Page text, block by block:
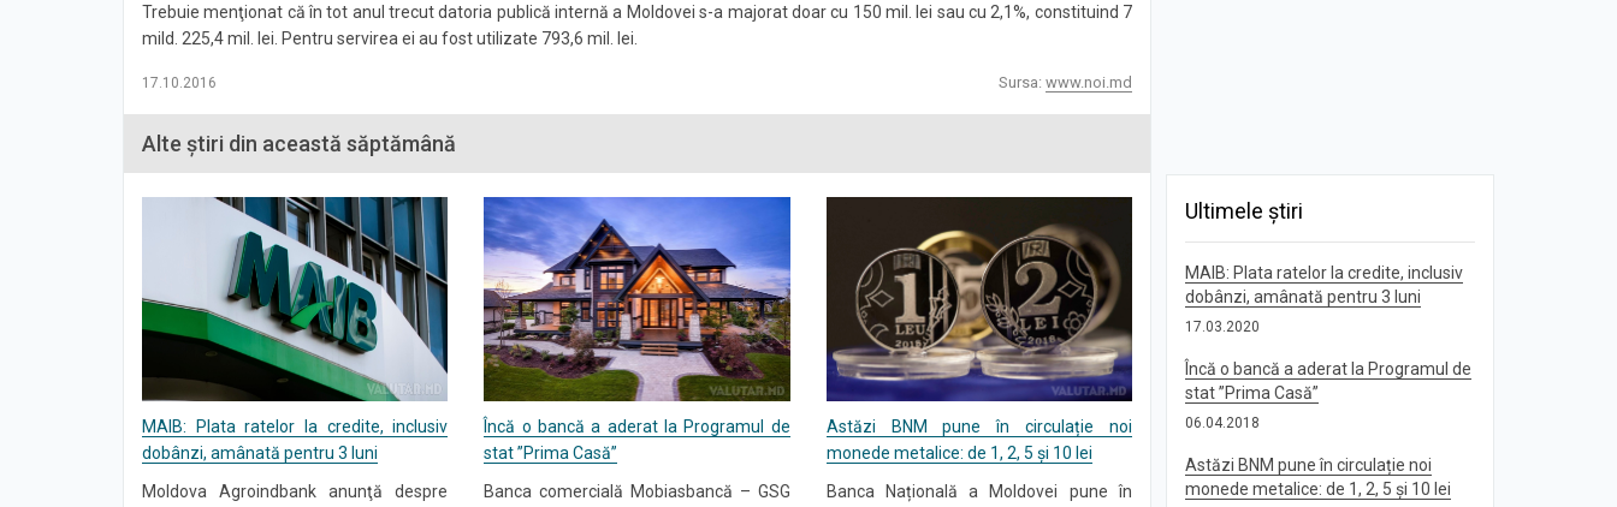
Trebuie menţionat că în tot anul trecut datoria publică internă a Moldovei s-a majorat doar cu 150 mil. lei sau cu 2,1%, constituind 7
mild. 225,4 mil. lei. Pentru servirea ei au fost utilizate 793,6 mil. lei.
17.10.2016 Sursa: www.noi.md
Alte știri din această săptămână
MAIB: Plata ratelor la credite, inclusiv
dobânzi, amânată pentru 3 luni
Moldova Agroindbank anunţă despre
Încă o bancă a aderat la Programul de
stat ”Prima Casă”
Banca comercială Mobiasbancă – GSG
Astăzi BNM pune în circulație noi
monede metalice: de 1, 2, 5 și 10 lei
Banca Națională a Moldovei pune în
Ultimele știri
MAIB: Plata ratelor la credite, inclusiv
dobânzi, amânată pentru 3 luni
17.03.2020
Încă o bancă a aderat la Programul de
stat ”Prima Casă”
06.04.2018
Astăzi BNM pune în circulație noi
monede metalice: de 1, 2, 5 și 10 lei